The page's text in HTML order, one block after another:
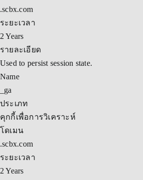
.scbx.com
ระยะเวลา
2 Years
รายละเอียด
Used to persist session state.
Name
_ga
ประเภท
คุกกี้เพื่อการวิเคราะห์
โดเมน
.scbx.com
ระยะเวลา
2 Years